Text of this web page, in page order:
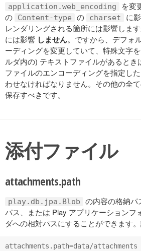
application.web_encoding
を変
の
Content-type の charset
に
レンダリングされる箇所には影響しま
には影響 しません。ですから、デフォ
ーディングを変更していて、特殊文字
ルダ内の) テキストファイルがあるとき
ファイルのエンコーディングを指定し
わせなければなりません。その他の全
保存すべきです。
添付ファイル
attachments.path
play.db.jpa.Blob
の内容の格納パ
パス、または Play アプリケーションフ
ダへの相対パスにすることができます